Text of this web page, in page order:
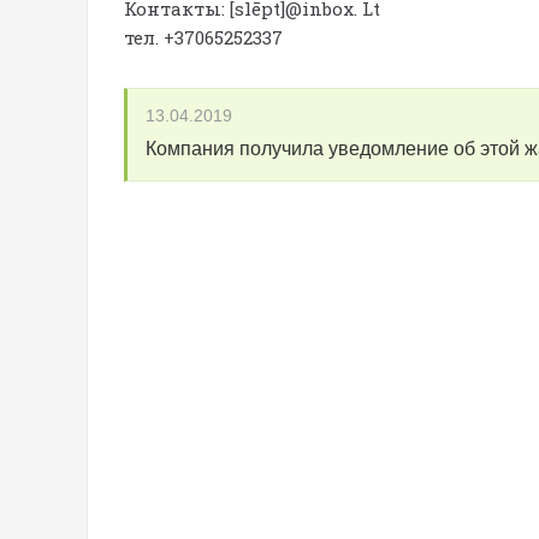
Контакты: [slēpt]@inbox. Lt
тел. +37065252337
13.04.2019
Компания получила уведомление об этой